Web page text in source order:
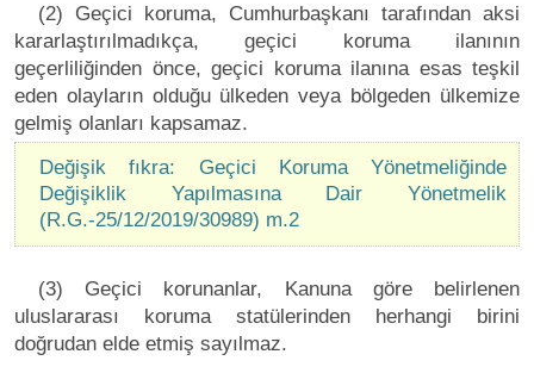
(2) Geçici koruma, Cumhurbaşkanı tarafından aksi
kararlaştırılmadıkça, geçici koruma ilanının
geçerliliğinden önce, geçici koruma ilanına esas teşkil
eden olayların olduğu ülkeden veya bölgeden ülkemize
gelmiş olanları kapsamaz.
Değişik fıkra: Geçici Koruma Yönetmeliğinde
Değişiklik Yapılmasına Dair Yönetmelik
(R.G.-25/12/2019/30989) m.2
(3) Geçici korunanlar, Kanuna göre belirlenen
uluslararası koruma statülerinden herhangi birini
doğrudan elde etmiş sayılmaz.